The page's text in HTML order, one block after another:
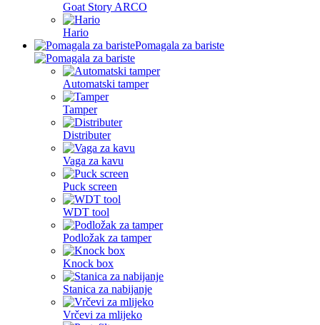
Goat Story ARCO
Hario
Pomagala za bariste
Automatski tamper
Tamper
Distributer
Vaga za kavu
Puck screen
WDT tool
Podložak za tamper
Knock box
Stanica za nabijanje
Vrčevi za mlijeko